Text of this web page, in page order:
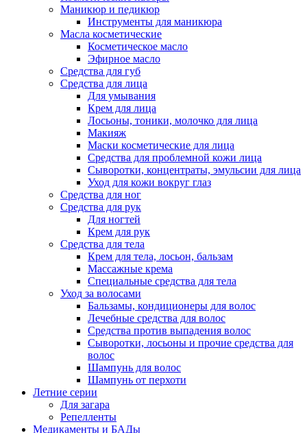
Маникюр и педикюр
Инструменты для маникюра
Масла косметические
Косметическое масло
Эфирное масло
Средства для губ
Средства для лица
Для умывания
Крем для лица
Лосьоны, тоники, молочко для лица
Макияж
Маски косметические для лица
Средства для проблемной кожи лица
Сыворотки, концентраты, эмульсии для лица
Уход для кожи вокруг глаз
Средства для ног
Средства для рук
Для ногтей
Крем для рук
Средства для тела
Крем для тела, лосьон, бальзам
Массажные крема
Специальные средства для тела
Уход за волосами
Бальзамы, кондиционеры для волос
Лечебные средства для волос
Средства против выпадения волос
Сыворотки, лосьоны и прочие средства для
волос
Шампунь для волос
Шампунь от перхоти
Летние серии
Для загара
Репелленты
Медикаменты и БАДы